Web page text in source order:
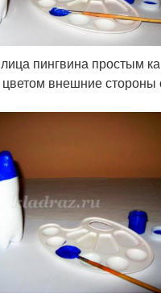
пингвина простым
внешние стороны